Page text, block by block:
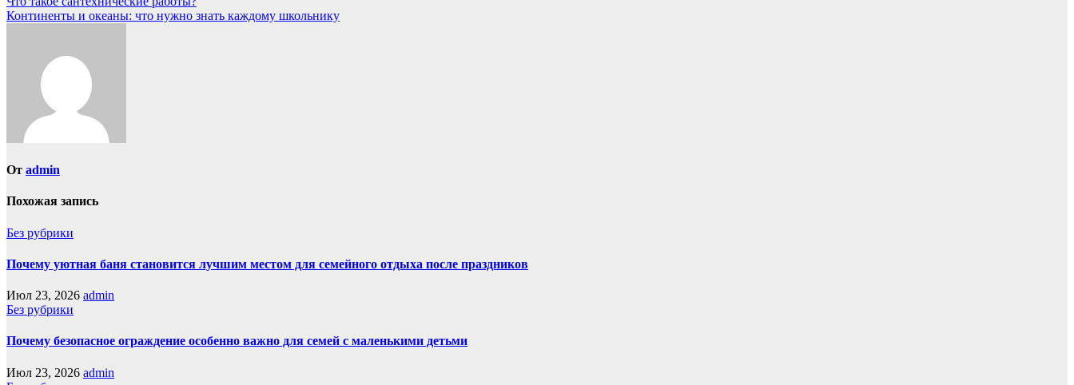
по
Континенты и океаны: что нужно знать каждому школьнику
От admin
Похожая запись
Без рубрики
Почему уютная баня становится лучшим местом для семейного отдыха после праздников
Июл 23, 2026 admin
Без рубрики
Почему безопасное ограждение особенно важно для семей с маленькими детьми
Июл 23, 2026 admin